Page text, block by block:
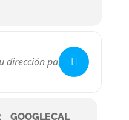
GOOGLECAL